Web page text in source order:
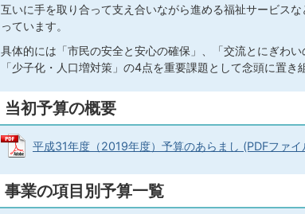
互いに手を取り合って支え合いながら進める福祉サービス
っています。
具体的には「市民の安全と安心の確保」、「交流とにぎわ
「少子化・人口増対策」の4点を重要課題として念頭に置き
当初予算の概要
平成31年度（2019年度）予算のあらまし (PDFファ
事業の項目別予算一覧